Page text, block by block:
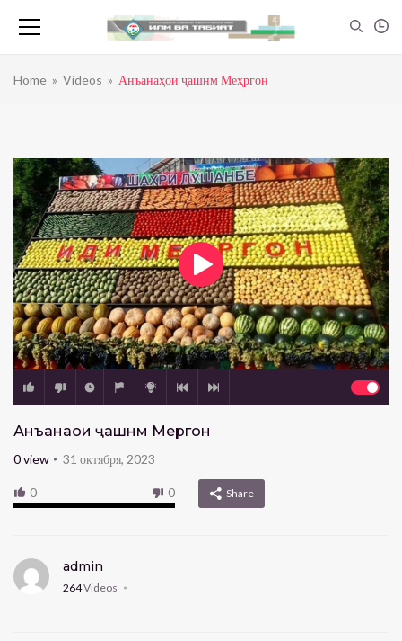
Home » Videos » Анъанаҳои ҷашнм Меҳргон
Анъанаҳои ҷашнм Меҳргон
0view 31 октября, 2023
0 0 Share
admin
264Videos